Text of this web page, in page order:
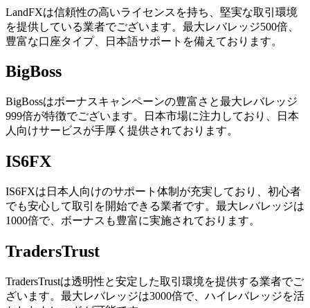
LandFXは信頼性の高いライセンスを持ち、堅実な取引環境
を提供している業者でございます。最大レバレッジ500倍、
豊富な口座タイプ、日本語サポートを備えております。
BigBoss
BigBossはボーナスキャンペーンの豊富さと最大レバレッジ
999倍が特徴でございます。日本市場に注力しており、日本
人向けサービスが手厚く提供されております。
IS6FX
IS6FXは日本人向けのサポート体制が充実しており、初心者
でも安心して取引を開始できる業者です。最大レバレッジは
1000倍で、ボーナスも豊富に実施されております。
TradersTrust
TradersTrustは透明性と安定した取引環境を提供する業者でご
ざいます。最大レバレッジは3000倍で、ハイレバレッジを活